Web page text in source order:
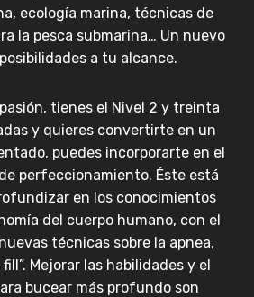
ecología marina, técnicas de
la pesca submarina… Un nuevo
a tu alcance.
tienes el Nivel 2 y treinta
y quieres convertirte en un
puedes incorporarte en el
perfeccionamiento. Éste está
en los conocimientos
del cuerpo humano, con el
técnicas sobre la apnea,
Mejorar las habilidades y el
bucear más profundo son